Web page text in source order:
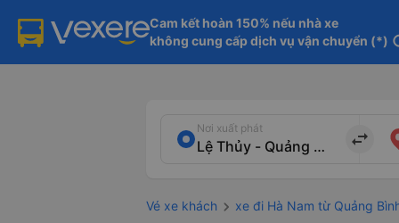
Cam kết hoàn 150% nếu nhà xe
không cung cấp dịch vụ vận chuyển (*)
Nơi xuất phát
import_export
Vé xe khách xe đi Hà Nam từ Quảng